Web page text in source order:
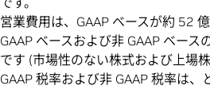
営業費用は、GAAP ベースが約 52
GAAP ベースおよび非 GAAP ベー
です (市場性のない株式および上場
GAAP 税率および非 GAAP 税率は